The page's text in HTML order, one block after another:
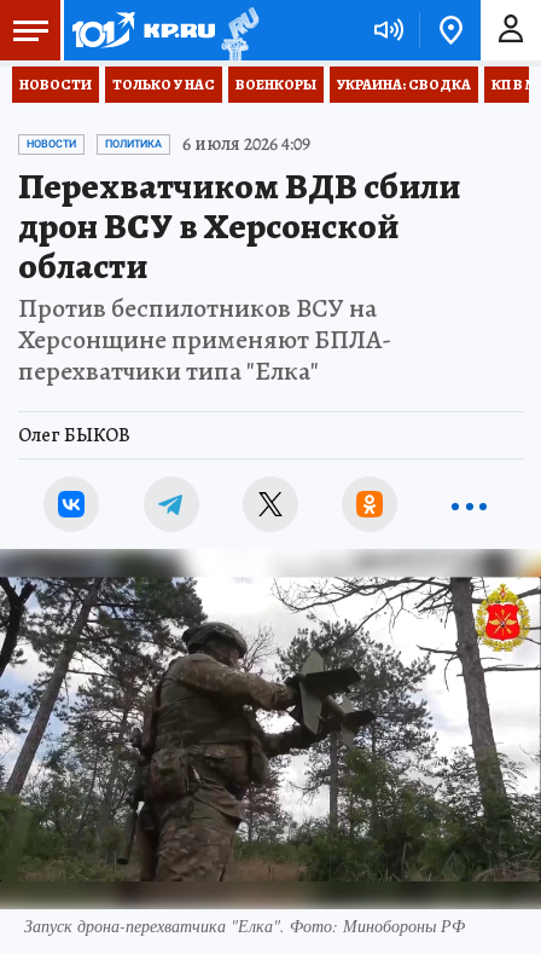
НОВОСТИ ТОЛЬКО У НАС ВОЕНКОРЫ УКРАИНА: СВОДКА КП В
НОВОСТИ ПОЛИТИКА 6 июля 2026 4:09
Перехватчиком ВДВ сбили
дрон ВСУ в Херсонской
области
Против беспилотников ВСУ на
Херсонщине применяют БПЛА-
перехватчики типа "Елка"
Олег БЫКОВ
Запуск дрона-перехватчика "Елка". Фото: Минобороны РФ